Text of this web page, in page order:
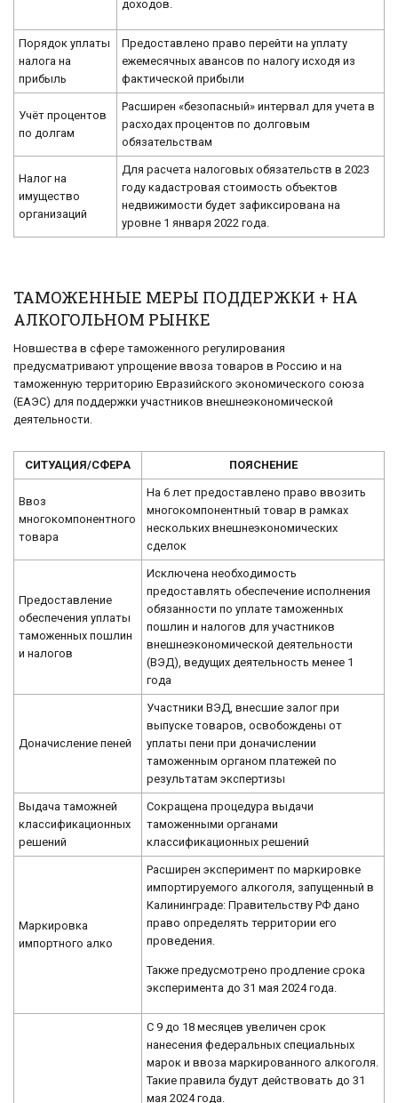
доходов.
Порядок уплаты
налога на
прибыль
Предоставлено право перейти на уплату
ежемесячных авансов по налогу исходя из
фактической прибыли
Учёт процентов
по долгам
Расширен «безопасный» интервал для учета в
расходах процентов по долговым
обязательствам
Налог на
имущество
организаций
Для расчета налоговых обязательств в 2023
году кадастровая стоимость объектов
недвижимости будет зафиксирована на
уровне 1 января 2022 года.
ТАМОЖЕННЫЕ МЕРЫ ПОДДЕРЖКИ + НА
АЛКОГОЛЬНОМ РЫНКЕ
Новшества в сфере таможенного регулирования
предусматривают упрощение ввоза товаров в Россию и на
таможенную территорию Евразийского экономического союза
(ЕАЭС) для поддержки участников внешнеэкономической
деятельности.
СИТУАЦИЯ/СФЕРА ПОЯСНЕНИЕ
Ввоз
многокомпонентного
товара
На 6 лет предоставлено право ввозить
многокомпонентный товар в рамках
нескольких внешнеэкономических
сделок
Предоставление
обеспечения уплаты
таможенных пошлин
и налогов
Исключена необходимость
предоставлять обеспечение исполнения
обязанности по уплате таможенных
пошлин и налогов для участников
внешнеэкономической деятельности
(ВЭД), ведущих деятельность менее 1
года
Доначисление пеней
Участники ВЭД, внесшие залог при
выпуске товаров, освобождены от
уплаты пени при доначислении
таможенным органом платежей по
результатам экспертизы
Выдача таможней
классификационных
решений
Сокращена процедура выдачи
таможенными органами
классификационных решений
Маркировка
импортного алко
Расширен эксперимент по маркировке
импортируемого алкоголя, запущенный в
Калининграде: Правительству РФ дано
право определять территории его
проведения.
Также предусмотрено продление срока
эксперимента до 31 мая 2024 года.
С 9 до 18 месяцев увеличен срок
нанесения федеральных специальных
марок и ввоза маркированного алкоголя.
Такие правила будут действовать до 31
мая 2024 года.